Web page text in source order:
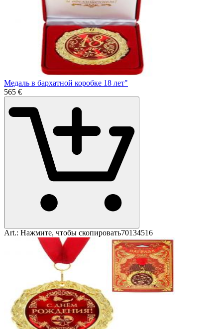
Медаль в бархатной коробке 18 лет"
565 €
Art.: Нажмите, чтобы скопировать70134516